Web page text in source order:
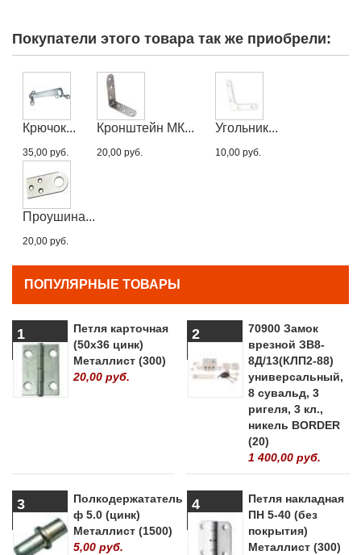
Покупатели этого товара так же приобрели:
Крючок...
35,00 руб.
Кронштейн МК...
20,00 руб.
Угольник...
10,00 руб.
Проушина...
20,00 руб.
ПОПУЛЯРНЫЕ ТОВАРЫ
1
Петля карточная
(50х36 цинк)
Металлист (300)
20,00 руб.
2
70900 Замок
врезной ЗВ8-
8Д/13(КЛП2-88)
универсальный,
8 сувальд, 3
ригеля, 3 кл.,
никель BORDER
(20)
1 400,00 руб.
3
Полкодержататель
ф 5.0 (цинк)
Металлист (1500)
5,00 руб.
4
Петля накладная
ПН 5-40 (без
покрытия)
Металлист (300)